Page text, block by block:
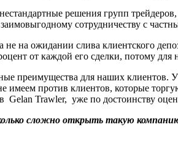
решения групп
сотрудничеству с
не на ожидании слива клиентского
от каждой его сделки, потому для
преимущества для наших клиентов.
имеем против клиентов, которые
Gelan Trawler, уже по достоинству
сложно открыть такую